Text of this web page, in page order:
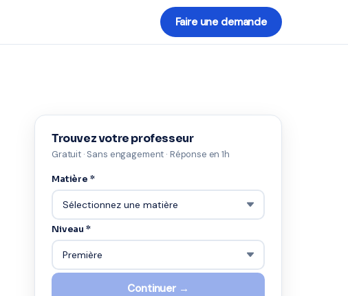
Faire une demande
Trouvez votre professeur
Gratuit · Sans engagement · Réponse en 1h
Matière *
Niveau *
Continuer →